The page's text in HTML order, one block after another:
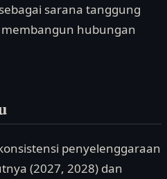
sarana tanggung
membangun hubungan
penyelenggaraan
(2027, 2028) dan